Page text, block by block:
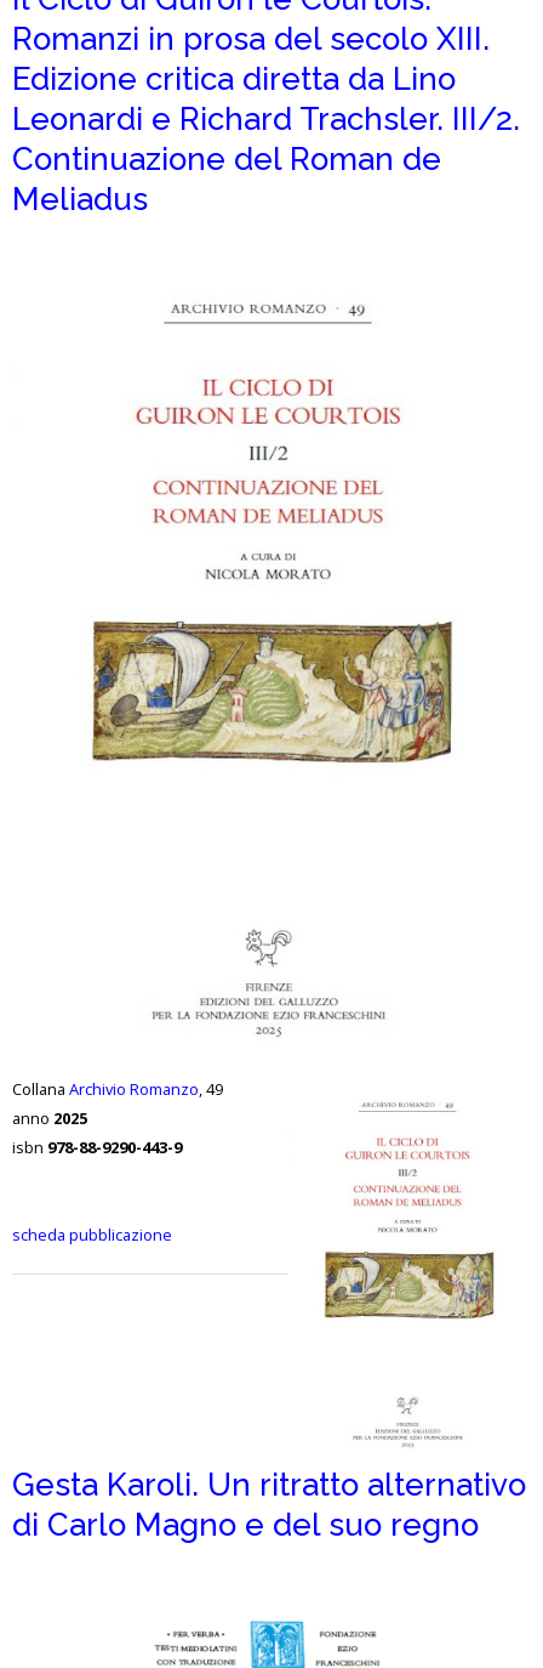
Romanzi in prosa del secolo XIII.
Edizione critica diretta da Lino
Leonardi e Richard Trachsler. III/2.
Continuazione del Roman de
Meliadus
Collana Archivio Romanzo, 49
anno 2025
isbn 978-88-9290-443-9
scheda pubblicazione
Gesta Karoli. Un ritratto alternativo
di Carlo Magno e del suo regno